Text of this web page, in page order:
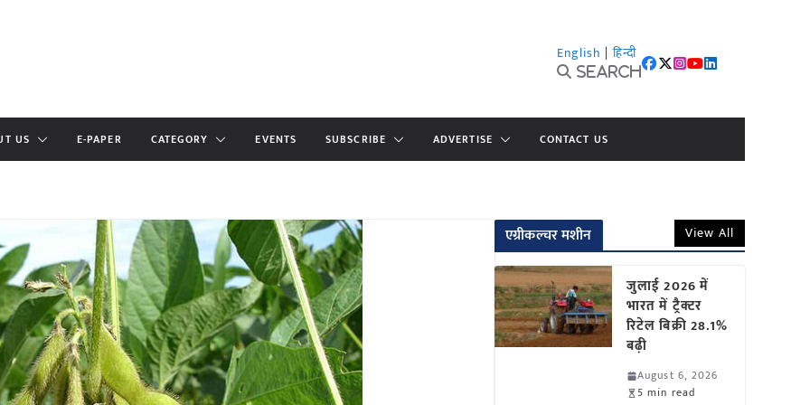
English | हिन्दी
Search
US E-PAPER CATEGORY EVENTS SUBSCRIBE ADVERTISE CONTACT US
एग्रीकल्चर मशीन View All
जुलाई 2026 में
भारत में ट्रैक्टर
रिटेल बिक्री 28.1%
बढ़ी
August 6, 2026
5 min read